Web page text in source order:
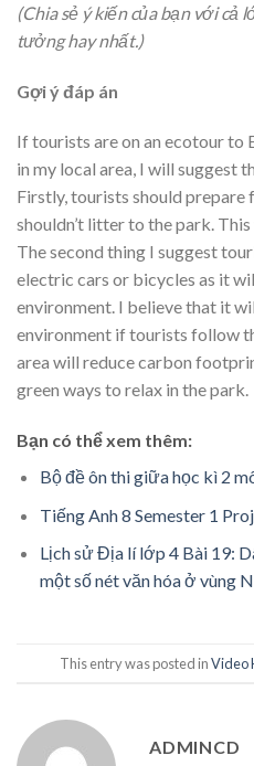
(Chia sẻ ý kiến của bạn với cả
tưởng hay nhất.)
Gợi ý đáp án
If tourists are on an ecotour
in my local area, I will suggest
Firstly, tourists should prepare
shouldn’t litter to the park.
The second thing I suggest
electric cars or bicycles as it
environment. I believe that it
environment if tourists follow
area will reduce carbon
green ways to relax in the park.
Bạn có thể xem thêm:
Bộ đề ôn thi giữa học kì 2
Tiếng Anh 8 Semester 1
Lịch sử Địa lí lớp 4 Bài 19:
một số nét văn hóa ở vùng
This entry was posted inVideo
ADMINCD